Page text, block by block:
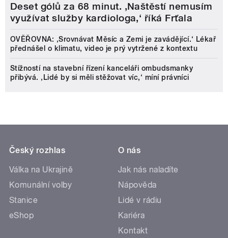
Deset gólů za 68 minut. ,Naštěstí nemusím
využívat služby kardiologa,‘ říká Frťala
OVĚŘOVNA: ‚Srovnávat Měsíc a Zemi je zavádějící.‘ Lékař
přednášel o klimatu, video je prý vytržené z kontextu
Stížností na stavební řízení kanceláři ombudsmanky
přibývá. ‚Lidé by si měli stěžovat víc,‘ míní právníci
Český rozhlas
Válka na Ukrajině
Komunální volby
Stanice
eShop
O nás
Jak nás naladíte
Nápověda
Lidé v rádiu
Kariéra
Kontakt